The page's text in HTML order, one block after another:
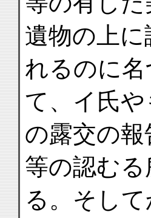
遺物の上に
れるのに
て、イ氏や
の露交の
等の認むる
る。そし